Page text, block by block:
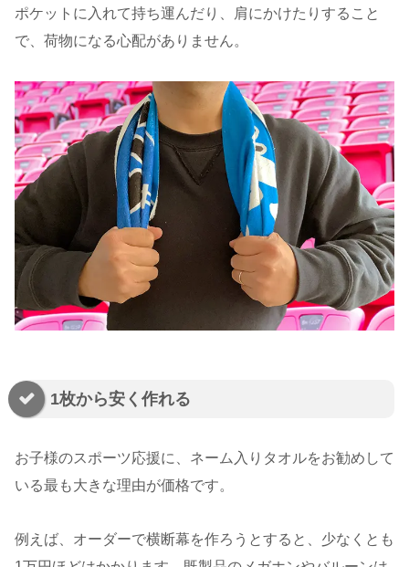
ポケットに入れて持ち運んだり、肩にかけたりすること
で、荷物になる心配がありません。
1枚から安く作れる
お子様のスポーツ応援に、ネーム入りタオルをお勧めして
いる最も大きな理由が価格です。
例えば、オーダーで横断幕を作ろうとすると、少なくとも